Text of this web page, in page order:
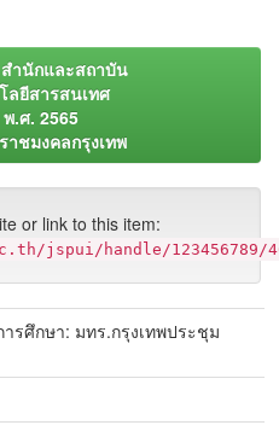
สำนักและสถาบัน
ลยีสารสนเทศ
.ศ. 2565
ชมงคลกรุงเทพ
or link to this item:
jspui/handle/123456789/
รศึกษา: มทร.กรุงเทพประชุม